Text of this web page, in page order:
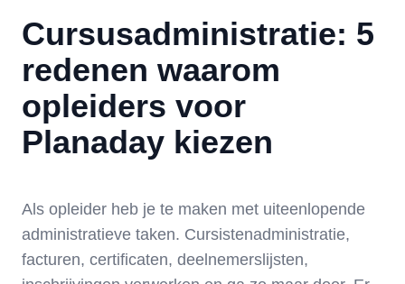
Cursusadministratie: 5
redenen waarom
opleiders voor
Planaday kiezen
Als opleider heb je te maken met uiteenlopende
administratieve taken. Cursistenadministratie,
facturen, certificaten, deelnemerslijsten,